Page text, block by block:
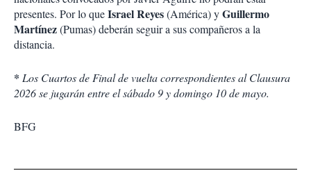
presentes. Por lo queIsrael Reyes(América) yGuillermo
Martínez(Pumas) deberán seguir a sus compañeros a la
distancia.
* Los Cuartos de Final de vuelta correspondientes al Clausura
2026 se jugarán entre el sábado 9 y domingo 10 de mayo.
BFG